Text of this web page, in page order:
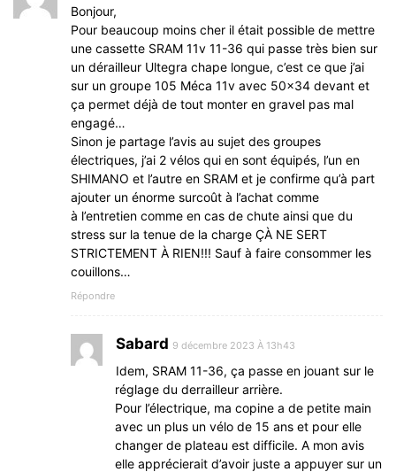
Bonjour,
Pour beaucoup moins cher il était possible de mettre
une cassette SRAM 11v 11-36 qui passe très bien sur
un dérailleur Ultegra chape longue, c’est ce que j’ai
sur un groupe 105 Méca 11v avec 50×34 devant et
ça permet déjà de tout monter en gravel pas mal
engagé…
Sinon je partage l’avis au sujet des groupes
électriques, j’ai 2 vélos qui en sont équipés, l’un en
SHIMANO et l’autre en SRAM et je confirme qu’à part
ajouter un énorme surcoût à l’achat comme
à l’entretien comme en cas de chute ainsi que du
stress sur la tenue de la charge ÇÀ NE SERT
STRICTEMENT À RIEN!!! Sauf à faire consommer les
couillons…
Répondre
Sabard 9 décembre 2023 À 13h43
Idem, SRAM 11-36, ça passe en jouant sur le
réglage du derrailleur arrière.
Pour l’électrique, ma copine a de petite main
avec un plus un vélo de 15 ans et pour elle
changer de plateau est difficile. A mon avis
elle apprécierait d’avoir juste a appuyer sur un